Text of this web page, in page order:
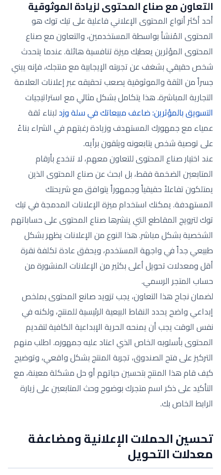
التعاون مع صناع المحتوى لزيادة الموثوقية
أحد أكثر أنواع المحتوى الإعلاني فاعلية على تيك توك هو
المحتوى المُنشأ بواسطة المستخدمين، والتعاون مع صناع
المحتوى المؤثرين يعطيك ميزة تنافسية هائلة. عندما يتحدث
شخص حقيقي بشغف عن تجربته الإيجابية مع منتجك، فإنه يبني
جسراً من الثقة والموثوقية يصعب تحقيقه عبر إعلانات العلامة
التجارية المباشرة. هذا يتكامل بشكل مثالي مع استراتيجيات
التسويق بالمؤثرين: ضاعف مبيعاتك في سلة وزدلبناء ثقة
عمياء مع جمهورك المستهدف وزيادة رغبتهم في الشراء بناءً
على توصية شخص يتابعونه ويثقون برأيه.
عند اختيار صناع المحتوى للتعاون معهم، لا تنخدع بأرقام
المتابعين الضخمة فقط، بل ابحث عن صناع المحتوى الذين
يمتلكون تفاعلاً حقيقياً وجمهوراً يتوافق مع شريحتك
المستهدفة. يمكنك استخدام ميزة الإعلانات المدمجة في تيك
توك لترويج المقاطع التي ينشرها صناع المحتوى على حساباتهم
الشخصية بشكل مباشر. هذا النوع من الإعلانات يظهر بشكل
طبيعي جداً في واجهة المستخدم، ويحقق عادة تكلفة نقرة
أقل ومعدلات تحويل أعلى بكثير من الإعلانات المنشورة من
حساب المتجر الرسمي.
لضمان نجاح هذا التعاون، يجب تزويد صانع المحتوى بملخص
إبداعي واضح يحدد النقاط البيعية الرئيسية للمنتج، ولكنه في
نفس الوقت يجب أن يمنحه الحرية الإبداعية الكافية لتقديم
المحتوى بأسلوبه الخاص الذي اعتاد عليه جمهوره. اطلب منهم
التركيز على فتح الصندوق، تجربة المنتج بشكل واقعي، وتوضيح
كيف قام هذا المنتج بتحسين حياتهم أو حل مشكلة معينة، مع
التأكيد على ذكر اسم متجرك بوضوح وحث المتابعين على زيارة
الرابط الخاص بك.
تحسين الحملات الإعلانية ومضاعفة
معدلات التحويل